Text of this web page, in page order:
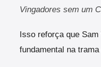
Vingadores sem um
Isso reforça que
fundamental na